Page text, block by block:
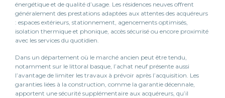
énergétique et de qualité d’usage. Les résidences neuves offrent
généralement des prestations adaptées aux attentes des acquéreurs
: espaces extérieurs, stationnement, agencements optimisés,
isolation thermique et phonique, accès sécurisé ou encore proximité
avec les services du quotidien.
Dans un département où le marché ancien peut être tendu,
notamment sur le littoral basque, l’achat neuf présente aussi
l’avantage de limiter les travaux à prévoir après l’acquisition. Les
garanties liées à la construction, comme la garantie décennale,
apportent une sécurité supplémentaire aux acquéreurs, qu’il